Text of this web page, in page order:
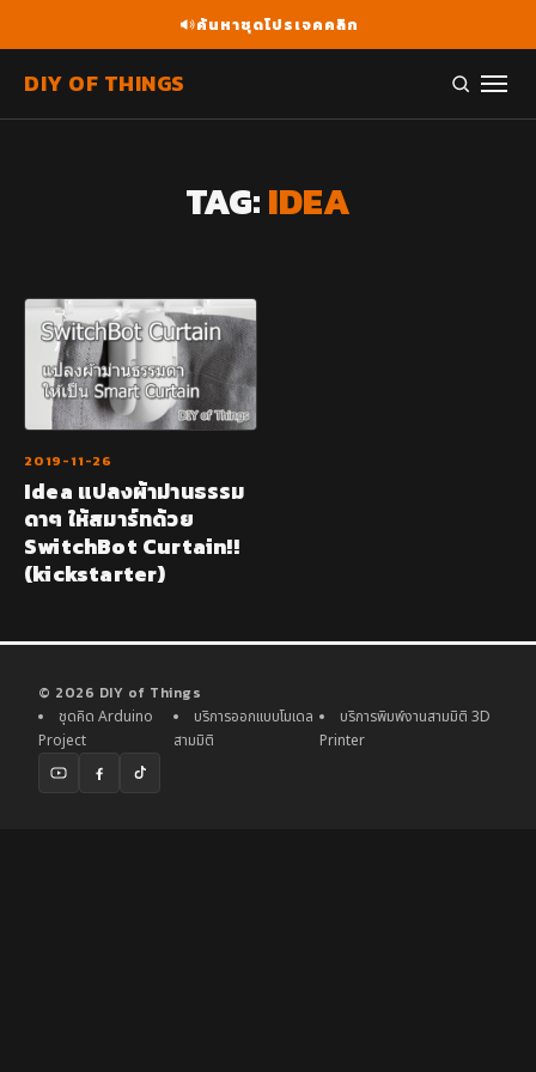
ค้นหาชุดโปรเจคคลิก
DIY OF THINGS
TAG:IDEA
2019-11-26
Idea แปลงผ้าม่านธรรม
ดาๆ ให้สมาร์ทด้วย
SwitchBot Curtain!!
(kickstarter)
© 2026 DIY of Things
ชุดคิด Arduino
Project
บริการออกแบบโมเดล
สามมิติ
บริการพิมพ์งานสามมิติ 3D
Printer
YouTubeFacebook
TikTok